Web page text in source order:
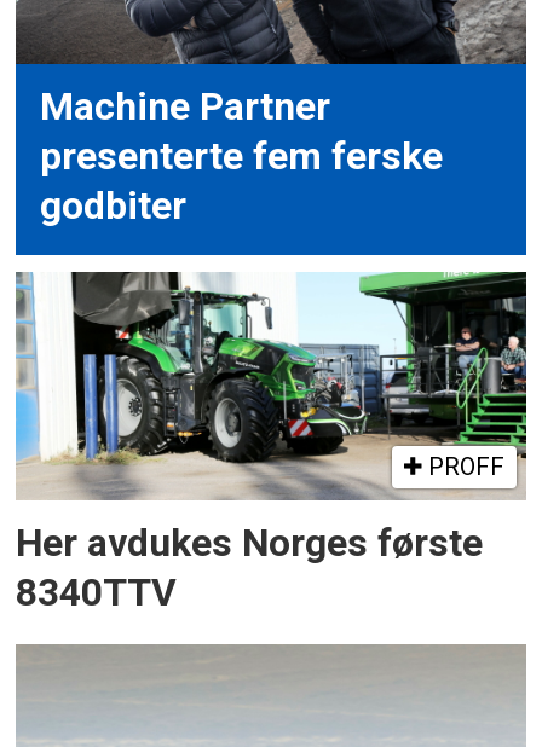
Machine Partner
presenterte fem ferske
godbiter
PROFF
Her avdukes Norges første
8340TTV